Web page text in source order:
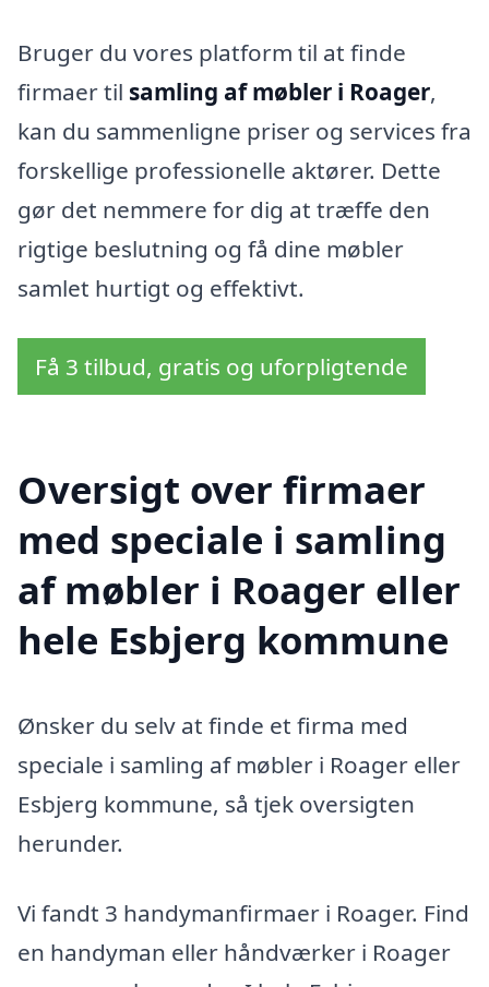
Bruger du vores platform til at finde
firmaer til samling af møbler i Roager,
kan du sammenligne priser og services fra
forskellige professionelle aktører. Dette
gør det nemmere for dig at træffe den
rigtige beslutning og få dine møbler
samlet hurtigt og effektivt.
Få 3 tilbud, gratis og uforpligtende
Oversigt over firmaer
med speciale i samling
af møbler i Roager eller
hele Esbjerg kommune
Ønsker du selv at finde et firma med
speciale i samling af møbler i Roager eller
Esbjerg kommune, så tjek oversigten
herunder.
Vi fandt 3 handymanfirmaer i Roager. Find
en handyman eller håndværker i Roager